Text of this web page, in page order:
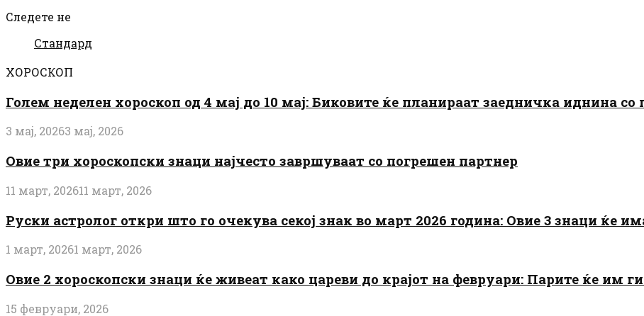
Следете не
Стандард
ХОРОСКОП
Голем неделен хороскоп од 4 мај до 10 мај: Биковите ќе планираат заедничка иднина со
3 мај, 20263 мај, 2026
Овие три хороскопски знаци најчесто завршуваат со погрешен партнер
11 март, 202611 март, 2026
Руски астролог откри што го очекува секој знак во март 2026 година: Овие 3 знаци ќе
1 март, 20261 март, 2026
Овие 2 хороскопски знаци ќе живеат како цареви до крајот на февруари: Парите ќе им
15 февруари, 2026